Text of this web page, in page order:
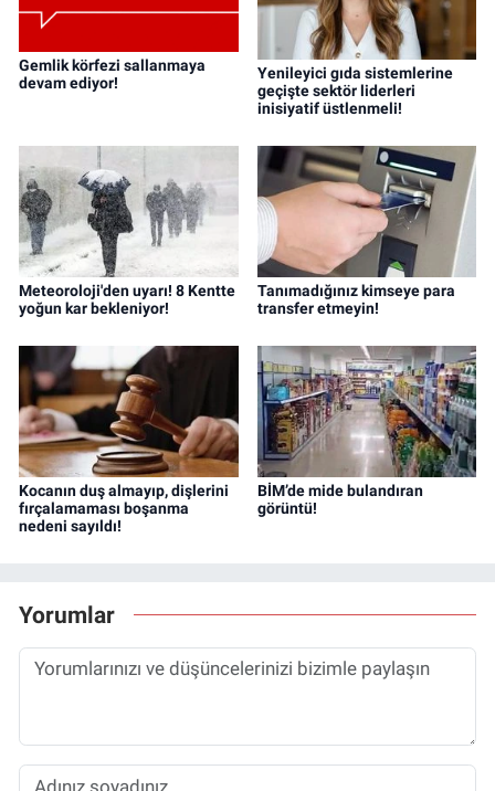
Gemlik körfezi sallanmaya
devam ediyor!
Yenileyici gıda sistemlerine
geçişte sektör liderleri
inisiyatif üstlenmeli!
Meteoroloji'den uyarı! 8 Kentte
yoğun kar bekleniyor!
Tanımadığınız kimseye para
transfer etmeyin!
Kocanın duş almayıp, dişlerini
fırçalamaması boşanma
nedeni sayıldı!
BİM’de mide bulandıran
görüntü!
Yorumlar